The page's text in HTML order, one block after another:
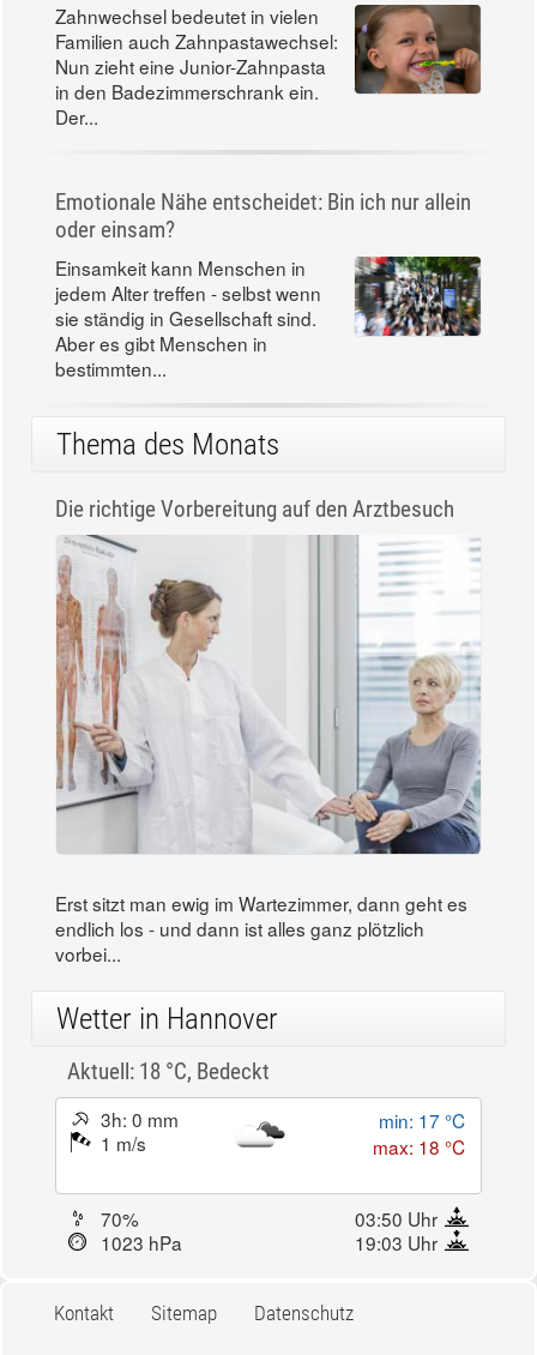
Zahnwechsel bedeutet in vielen
Familien auch Zahnpastawechsel:
Nun zieht eine Junior-Zahnpasta
in den Badezimmerschrank ein.
Der...
Emotionale Nähe entscheidet: Bin ich nur allein
oder einsam?
Einsamkeit kann Menschen in
jedem Alter treffen - selbst wenn
sie ständig in Gesellschaft sind.
Aber es gibt Menschen in
bestimmten...
Thema des Monats
Die richtige Vorbereitung auf den Arztbesuch
Erst sitzt man ewig im Wartezimmer, dann geht es
endlich los - und dann ist alles ganz plötzlich
vorbei...
Wetter in Hannover
Aktuell: 18 °C, Bedeckt
3h: 0 mm
1 m/s
min: 17 °C
max: 18 °C
70%
03:50 Uhr
1023 hPa
19:03 Uhr
Kontakt Sitemap Datenschutz